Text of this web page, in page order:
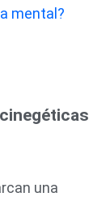
mental?
una